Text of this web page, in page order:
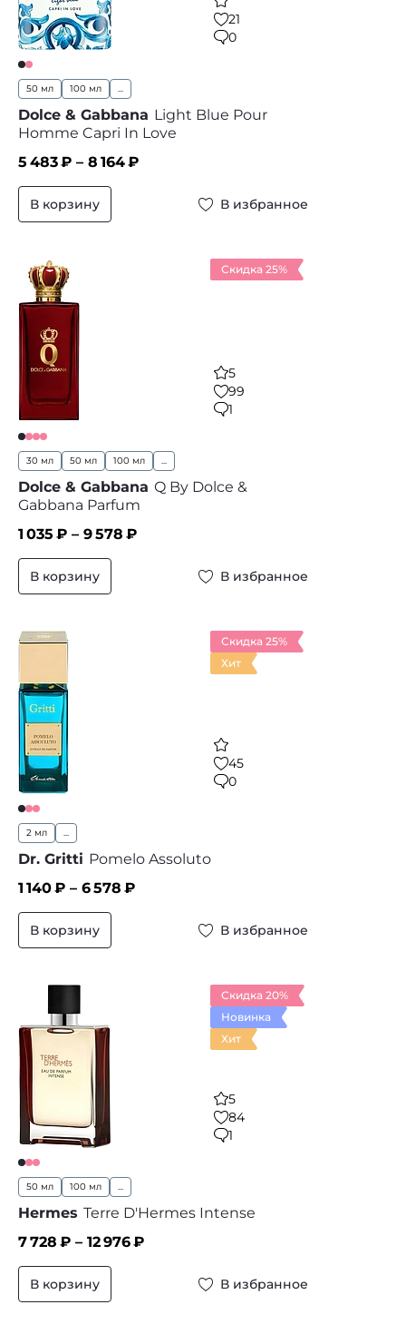
21
0
50 мл 100 мл ...
Dolce & Gabbana Light Blue Pour
Homme Capri In Love
5 483₽ – 8 164₽
В корзину В избранное
Скидка 25%
5
99
1
30 мл 50 мл 100 мл ...
Dolce & Gabbana Q By Dolce &
Gabbana Parfum
1 035 ₽ – 9 578 ₽
В корзину В избранное
Скидка 25%
Хит
45
0
2 мл ...
Dr. Gritti Pomelo Assoluto
1 140₽ – 6 578 ₽
В корзину В избранное
Скидка 20%
Новинка
Хит
5
84
1
50 мл 100 мл ...
Hermes Terre D'Hermes Intense
7 728 ₽ – 12 976₽
В корзину В избранное